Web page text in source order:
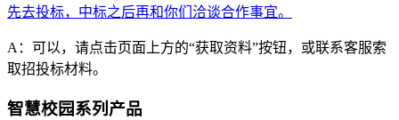
先去投标，中标之后再和你们洽谈合作事宜。
A：可以，请点击页面上方的“获取资料”按钮，或联系客服索
取招投标材料。
智慧校园系列产品